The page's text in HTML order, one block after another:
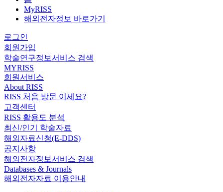
MyRISS
해외전자정보 바로가기
로그인
회원가입
학술연구정보서비스 검색
MYRISS
회원서비스
About RISS
RISS 처음 방문 이세요?
고객센터
RISS 활용도 분석
최신/인기 학술자료
해외자료신청(E-DDS)
공지사항
해외전자정보서비스 검색
Databases & Journals
해외전자자료 이용안내